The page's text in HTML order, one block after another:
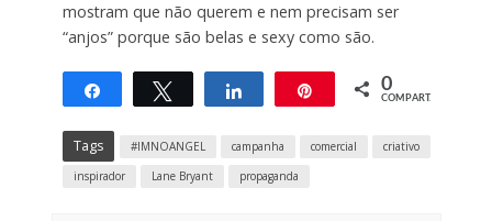
mostram que não querem e nem precisam ser
“anjos” porque são belas e sexy como são.
CompartilharTwittar Compartilhar 0
COMPART.
Tags #IMNOANGEL campanha comercial
criativo
inspirador
Lane Bryant propaganda